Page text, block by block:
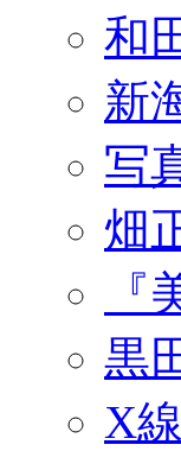
和
新
写
畑
黒
X